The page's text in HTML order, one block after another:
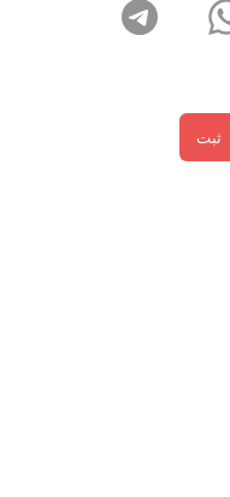
ثبت